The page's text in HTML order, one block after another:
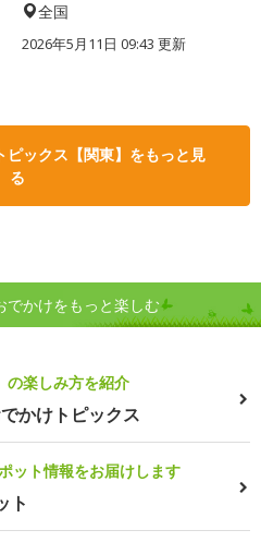
全国
2026年5月11日 09:43 更新
ピックス【関東】をもっと見
る
でかけをもっと楽しむ
の楽しみ方を紹介
かけトピックス
ット情報をお届けします
ト